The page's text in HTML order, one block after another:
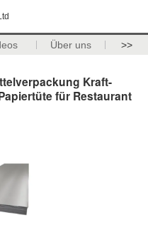
Über uns >>
Kraft-
für Restaurant